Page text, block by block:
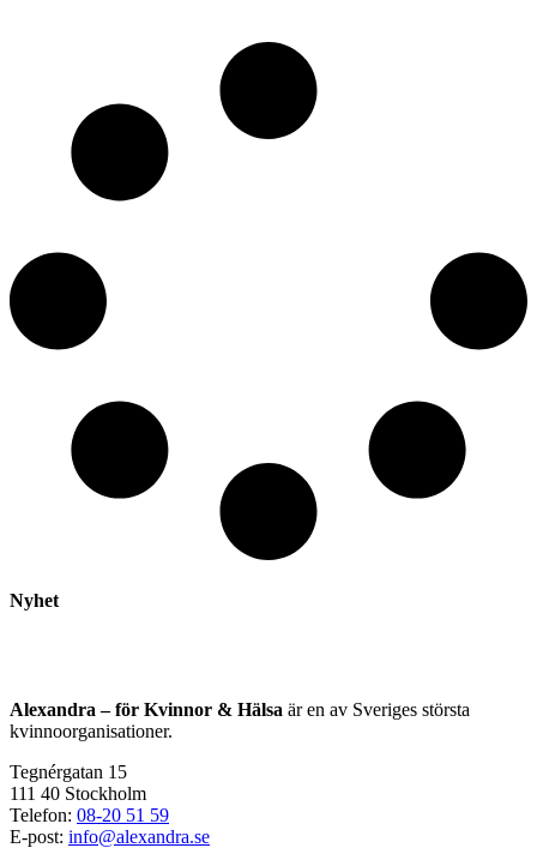
Nyhet
Alexandra – för Kvinnor & Hälsa är en av Sveriges största
kvinnoorganisationer.
Tegnérgatan 15
111 40 Stockholm
Telefon: 08-20 51 59
E-post: info@alexandra.se